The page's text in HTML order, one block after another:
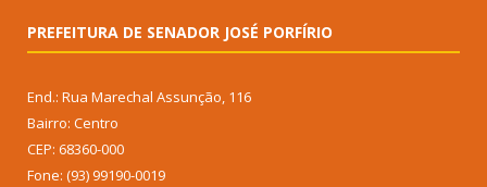
PREFEITURA DE SENADOR JOSÉ PORFÍRIO
End.: Rua Marechal Assunção, 116
Bairro: Centro
CEP: 68360-000
Fone: (93) 99190-0019